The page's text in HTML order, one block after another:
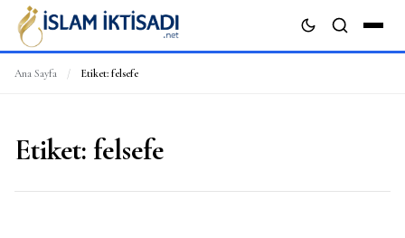
Ana Sayfa / Etiket: felsefe
Etiket: felsefe